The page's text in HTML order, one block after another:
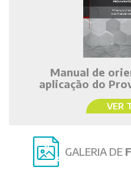
Manual de
aplicação do
VER
GALERIA DE